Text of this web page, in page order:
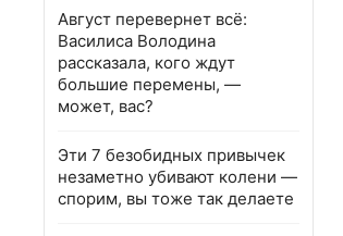
Август перевернет всё:
Василиса Володина
рассказала, кого ждут
большие перемены, —
может, вас?
Эти 7 безобидных привычек
незаметно убивают колени —
спорим, вы тоже так делаете